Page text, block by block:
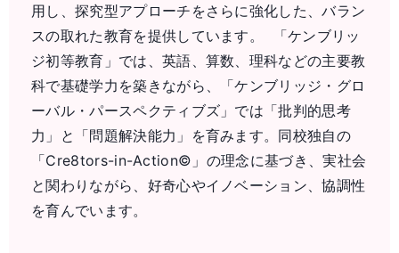
用し、探究型アプローチをさらに強化した、バラン
スの取れた教育を提供しています。 「ケンブリッ
ジ初等教育」では、英語、算数、理科などの主要教
科で基礎学力を築きながら、「ケンブリッジ・グロ
ーバル・パースペクティブズ」では「批判的思考
力」と「問題解決能力」を育みます。同校独自の
「Cre8tors-in-Action©」の理念に基づき、実社会
と関わりながら、好奇心やイノベーション、協調性
を育んでいます。